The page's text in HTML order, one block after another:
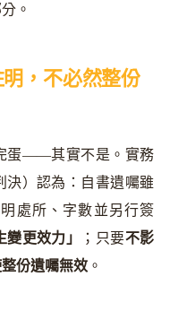
。
，不必然整份
蛋——其實不是。實務
決）認為：自書遺囑雖
處所、字數並另行簽
更效力」 ；只要不影
份遺囑無效。